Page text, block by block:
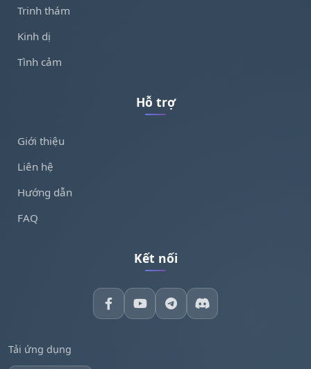
Trinh thám
Kinh dị
Tình cảm
Hỗ trợ
Giới thiệu
Liên hệ
Hướng dẫn
FAQ
Kết nối
Tải ứng dụng